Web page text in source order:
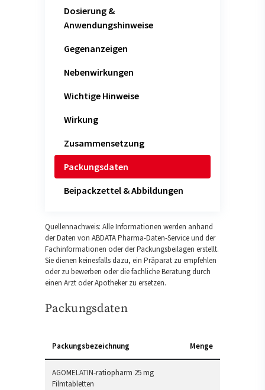
Dosierung &
Anwendungshinweise
Gegenanzeigen
Nebenwirkungen
Wichtige Hinweise
Wirkung
Zusammensetzung
Packungsdaten
Beipackzettel & Abbildungen
Quellennachweis: Alle Informationen werden anhand
der Daten von ABDATA Pharma-Daten-Service und der
Fachinformationen oder der Packungsbeilagen erstellt.
Sie dienen keinesfalls dazu, ein Präparat zu empfehlen
oder zu bewerben oder die fachliche Beratung durch
einen Arzt oder Apotheker zu ersetzen.
Packungsdaten
Packungsbezeichnung Menge
AGOMELATIN-ratiopharm 25 mg
Filmtabletten